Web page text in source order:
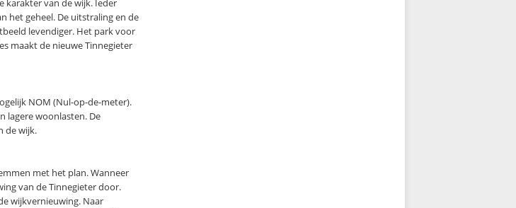
karakter van de wijk. Ieder
het geheel. De uitstraling en de
levendiger. Het park voor
maakt de nieuwe Tinnegieter
NOM (Nul-op-de-meter).
lagere woonlasten. De
de wijk.
met het plan. Wanneer
van de Tinnegieter door.
wijkvernieuwing. Naar